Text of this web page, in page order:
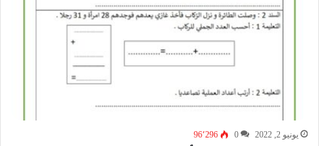
يونيو 2, 2022 0 96٬296